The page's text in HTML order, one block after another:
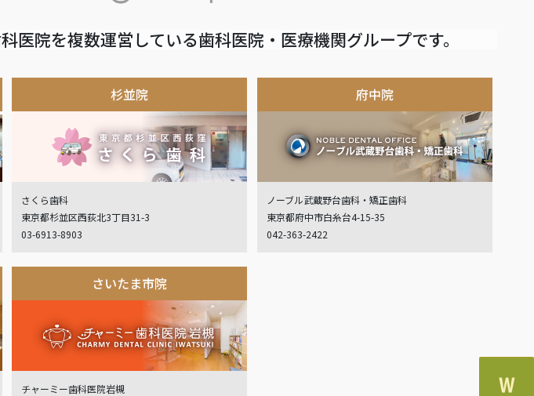
医院を複数運営している歯科医院・医療機関グループです。
杉並院
さくら歯科
東京都杉並区西荻北3丁目31-3
03-6913-8903
府中院
ノーブル武蔵野台歯科・矯正歯科
東京都府中市白糸台4-15-35
042-363-2422
さいたま市院
チャーミー歯科医院岩槻